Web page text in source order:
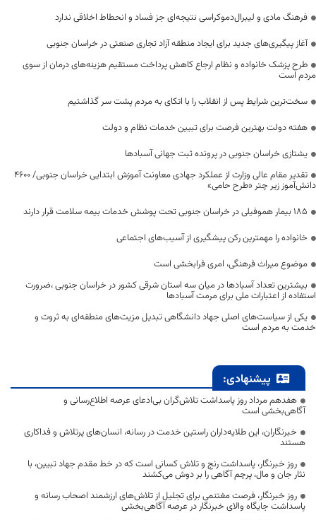
فرهنگ مادی و لیبرال‌دموکراسی نتیجه‌ای جز فساد و انحطاط اخلاقی ندارد
آغاز پیگیری‌های جدید برای ایجاد منطقه آزاد تجاری صنعتی در خراسان جنوبی
طرح پزشک خانواده و نظام ارجاع کاهش پرداخت مستقیم هزینه‌های درمان از سوی
مردم است
سخت‌ترین شرایط پس از انقلاب را با اتکای به مردم پشت سر گذاشتیم
هفته دولت بهترین فرصت برای تبیین خدمات نظام و دولت
یشتازی خراسان جنوبی در پرونده ثبت جهانی آسبادها
تقدیر مقام عالی وزارت از عملکرد جهادی معاونت آموزش ابتدایی خراسان جنوبی/ ۴۶۰۰
دانش‌آموز زیر چتر «طرح حامی»
۱۸۵ بیمار هموفیلی در خراسان جنوبی تحت پوشش خدمات بیمه سلامت قرار دارند
خانواده را مهمترین رکن پیشگیری از آسیب‌های اجتماعی
موضوع میراث فرهنگی، امری فرابخشی است
بیشترین تعداد آسبادها در میان سه استان شرقی کشور در خراسان جنوبی ،ضرورت
استفاده از اعتبارات ملی برای مرمت آسبادها
یکی از سیاست‌های اصلی جهاد دانشگاهی تبدیل مزیت‌های منطقه‌ای به ثروت و
خدمت به مردم است
پیشنهادی:
هفدهم مرداد روز پاسداشت تلاش‌گران بی‌ادعای عرصه اطلاع‌رسانی و
آگاهی‌بخشی است
خبرنگاران، این طلایه‌داران راستین خدمت در رسانه، انسان‌های پرتلاش و فداکاری
هستند
روز خبرنگار، پاسداشت رنج و تلاش کسانی است که در خط مقدم جهاد تبیین، با
نثار جان و مال، پرچم آگاهی را بر دوش می‌کشند
روز خبرنگار، فرصت مغتنمی برای تجلیل از تلاش‌های ارزشمند اصحاب رسانه و
پاسداشت جایگاه والای خبرنگار در عرصه آگاهی‌بخشی